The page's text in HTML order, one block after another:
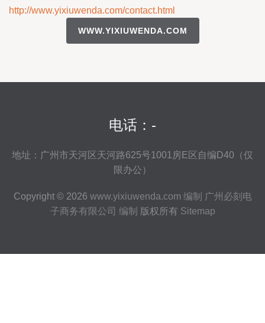
http://www.yixiuwenda.com/contact.html
WWW.YIXIUWENDA.COM
电话：-
地址：广州市天河区天河路625号1001房E区自编D40（仅
限办公）
Copyright © 2026 www.yixiuwenda.com 编制 广州必刻电
子商务有限公司 编制 版权所有 Sitemap